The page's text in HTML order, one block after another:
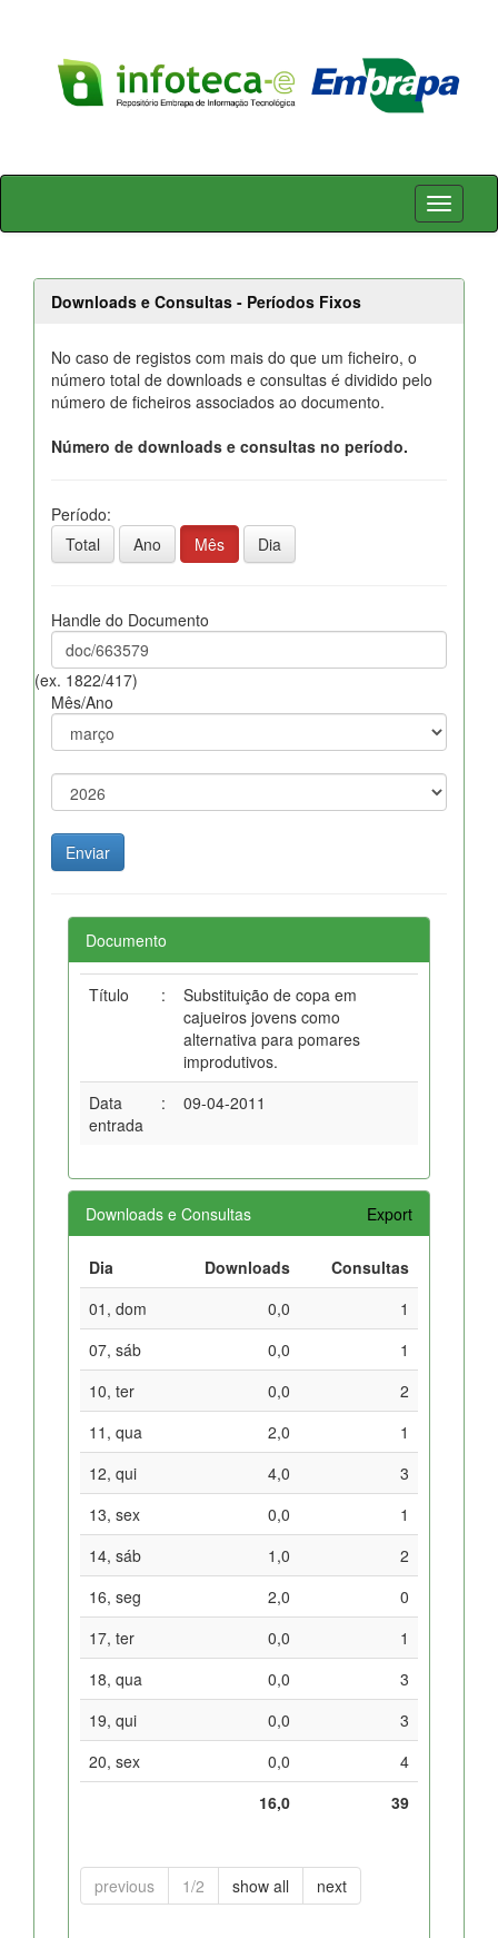
Skip
Downloads e Consultas - Períodos Fixos
No caso de registos com mais do que um ficheiro, o
número total de downloads e consultas é dividido pelo
número de ficheiros associados ao documento.
Número de downloads e consultas no período.
Período:
Total
Ano Mês Dia
Handle do Documento
(ex. 1822/417)
Mês/Ano
Documento
Título :
Substituição de copa em
cajueiros jovens como
alternativa para pomares
improdutivos.
Data
entrada
: 09-04-2011
Downloads e Consultas Export
Dia Downloads
Consultas
01, dom
0,0
1
07, sáb
0,0
1
10, ter
0,0
2
11, qua
2,0
1
12, qui
4,0
3
13, sex
0,0
1
14, sáb
1,0
2
16, seg
2,0
0
17, ter
0,0
1
18, qua
0,0
3
19, qui
0,0
3
20, sex
0,0
4
16,0
39
previous 1/2 show all next